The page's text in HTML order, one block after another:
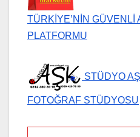
TÜRKİYE’NİN GÜVENLİ
PLATFORMU
STÜDYO
FOTOĞRAF STÜDYOSU